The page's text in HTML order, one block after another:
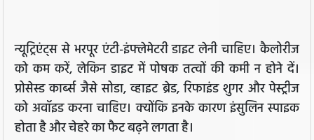
न्यूट्रिएंट्स से भरपूर एंटी-इंफ्लेमेटरी डाइट लेनी चाहिए। कैलोरीज
को कम करें, लेकिन डाइट में पोषक तत्वों की कमी न होने दें।
प्रोसेस्ड कार्ब्स जैसे सोडा, व्हाइट ब्रेड, रिफाइंड शुगर और पेस्ट्रीज
को अवॉइड करना चाहिए। क्योंकि इनके कारण इंसुलिन स्पाइक
होता है और चेहरे का फैट बढ़ने लगता है।